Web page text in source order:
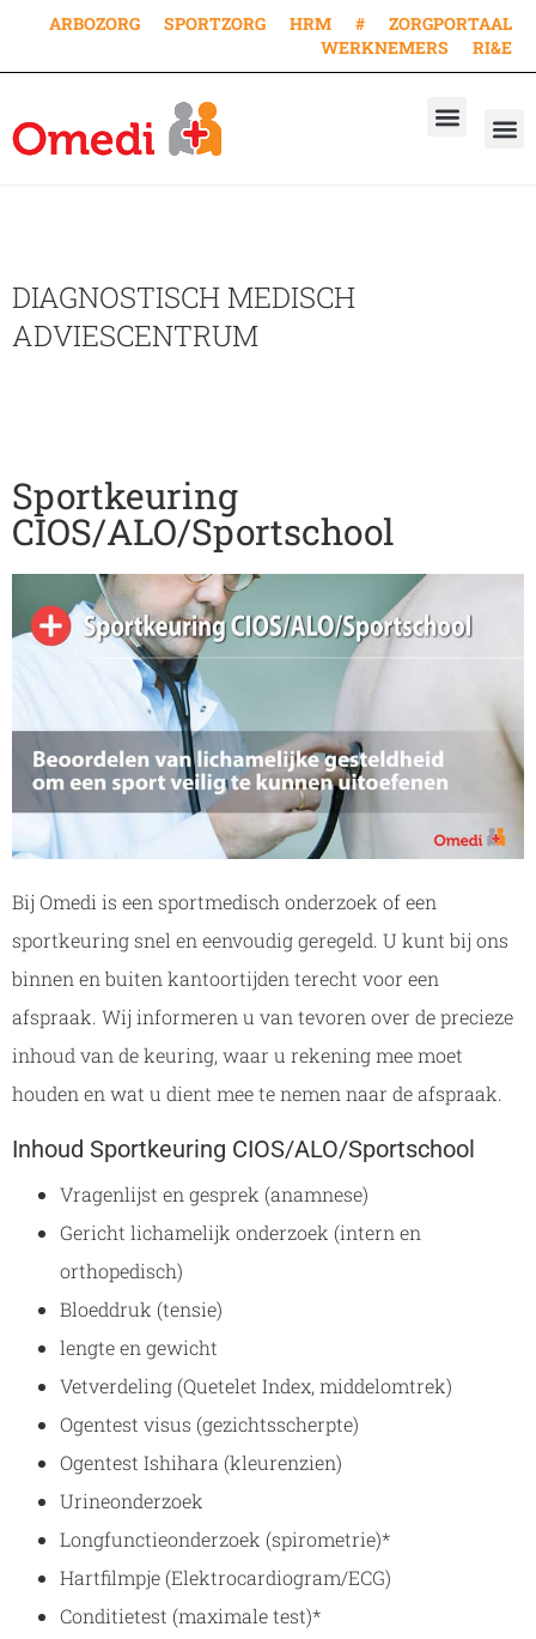
ARBOZORG SPORTZORG HRM #
ZORGPORTAAL
WERKNEMERS
RI&E
DIAGNOSTISCH MEDISCH
ADVIESCENTRUM
Sportkeuring
CIOS/ALO/Sportschool
Bij Omedi is een sportmedisch onderzoek of een
sportkeuring snel en eenvoudig geregeld. U kunt bij ons
binnen en buiten kantoortijden terecht voor een
afspraak. Wij informeren u van tevoren over de precieze
inhoud van de keuring, waar u rekening mee moet
houden en wat u dient mee te nemen naar de afspraak.
Inhoud Sportkeuring CIOS/ALO/Sportschool
Vragenlijst en gesprek (anamnese)
Gericht lichamelijk onderzoek (intern en
orthopedisch)
Bloeddruk (tensie)
lengte en gewicht
Vetverdeling (Quetelet Index, middelomtrek)
Ogentest visus (gezichtsscherpte)
Ogentest Ishihara (kleurenzien)
Urineonderzoek
Longfunctieonderzoek (spirometrie)*
Hartfilmpje (Elektrocardiogram/ECG)
Conditietest (maximale test)*